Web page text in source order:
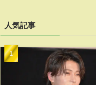
人気記事